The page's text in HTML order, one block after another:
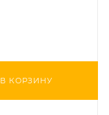
В КОРЗИНУ